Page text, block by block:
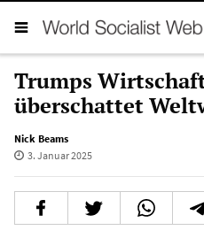
Trumps
überschattet
Nick Beams
3. Januar 2025